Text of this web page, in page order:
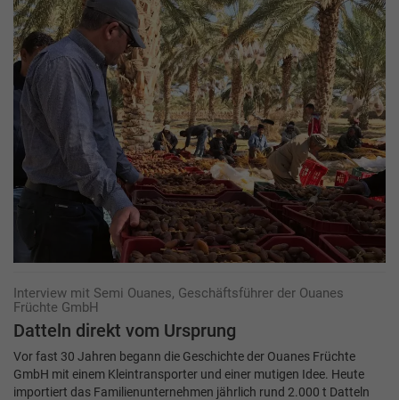
Interview mit Semi Ouanes, Geschäftsführer der Ouanes
Früchte GmbH
Datteln direkt vom Ursprung
Vor fast 30 Jahren begann die Geschichte der Ouanes Früchte
GmbH mit einem Kleintransporter und einer mutigen Idee. Heute
importiert das Familienunternehmen jährlich rund 2.000 t Datteln